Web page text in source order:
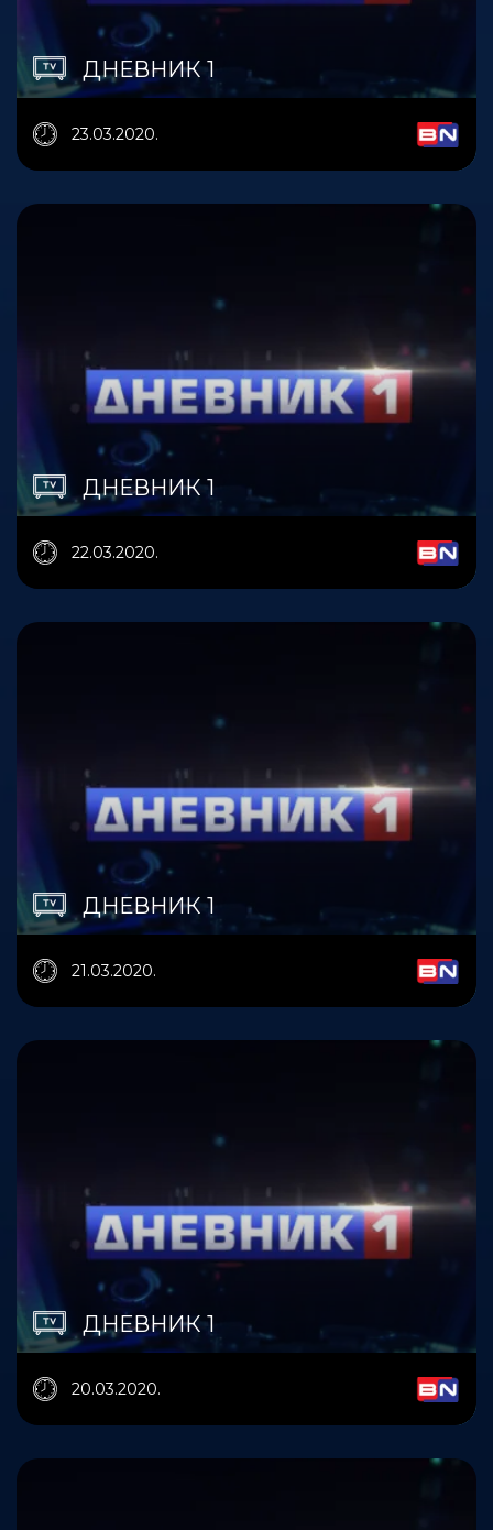
ДНЕВНИК 1
23.03.2020.
ДНЕВНИК 1
22.03.2020.
ДНЕВНИК 1
21.03.2020.
ДНЕВНИК 1
20.03.2020.